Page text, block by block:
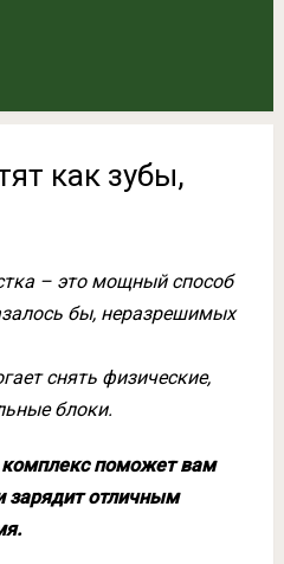
как зубы,
– это мощный способ
бы, неразрешимых
снять физические,
блоки.
поможет вам
зарядит отличным